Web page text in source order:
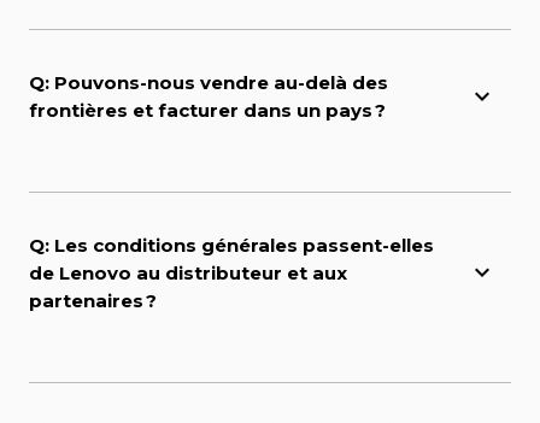
Q: Pouvons-nous vendre au-delà des
frontières et facturer dans un pays ?
Q: Les conditions générales passent-elles
de Lenovo au distributeur et aux
partenaires ?